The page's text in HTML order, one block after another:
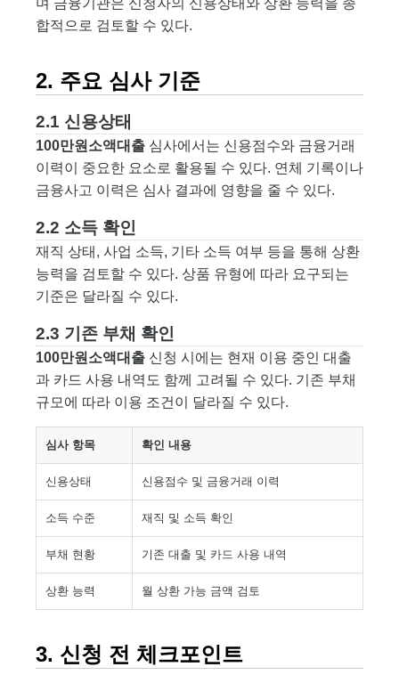
며 금융기관은 신청자의 신용상태와 상환 능력을 종
합적으로 검토할 수 있다.
2. 주요 심사 기준
2.1 신용상태
100만원소액대출 심사에서는 신용점수와 금융거래
이력이 중요한 요소로 활용될 수 있다. 연체 기록이나
금융사고 이력은 심사 결과에 영향을 줄 수 있다.
2.2 소득 확인
재직 상태, 사업 소득, 기타 소득 여부 등을 통해 상환
능력을 검토할 수 있다. 상품 유형에 따라 요구되는
기준은 달라질 수 있다.
2.3 기존 부채 확인
100만원소액대출 신청 시에는 현재 이용 중인 대출
과 카드 사용 내역도 함께 고려될 수 있다. 기존 부채
규모에 따라 이용 조건이 달라질 수 있다.
심사 항목 확인 내용
신용상태 신용점수 및 금융거래 이력
소득 수준 재직 및 소득 확인
부채 현황 기존 대출 및 카드 사용 내역
상환 능력 월 상환 가능 금액 검토
3. 신청 전 체크포인트